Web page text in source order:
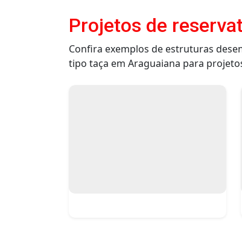
Projetos de
Confira exemplos de estruturas
tipo taça em Araguaiana para